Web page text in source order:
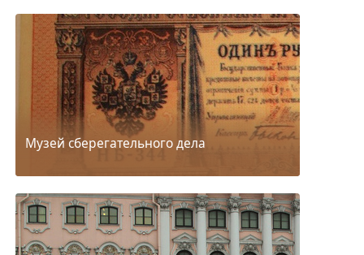
Музей сберегательного дела